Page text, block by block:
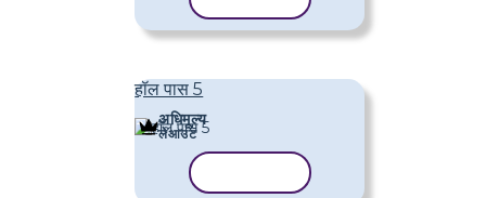
हॉल पास 5
अधिमूल्य
लेआउट